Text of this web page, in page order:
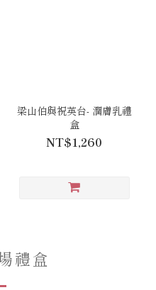
梁山伯與祝英台- 潤膚乳禮
盒
NT$1,260
禮盒